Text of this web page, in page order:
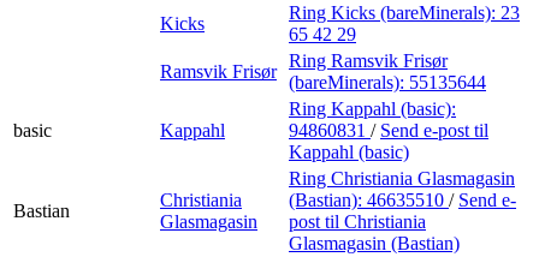
Kicks
Ring Kicks (bareMinerals): 23
65 42 29
Ramsvik Frisør
Ring Ramsvik Frisør
(bareMinerals): 55135644
basic Kappahl
Ring Kappahl (basic):
94860831 / Send e-post til
Kappahl (basic)
Bastian
Christiania
Glasmagasin
Ring Christiania Glasmagasin
(Bastian): 46635510 / Send e-
post til Christiania
Glasmagasin (Bastian)